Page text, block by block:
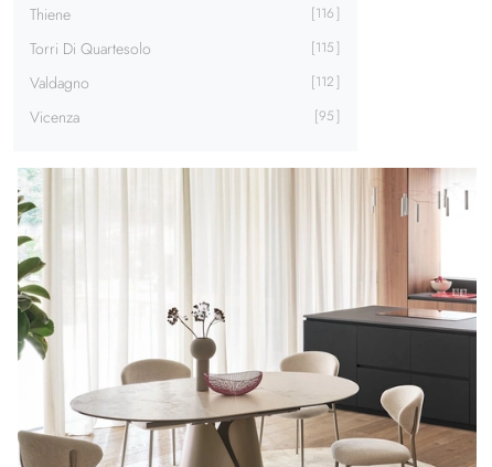
Thiene 116
Torri Di Quartesolo 115
Valdagno 112
Vicenza 95